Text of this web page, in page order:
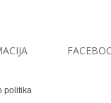
politika